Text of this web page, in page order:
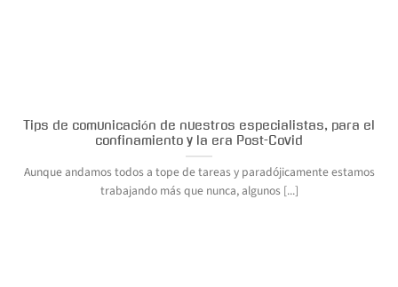
Tips de comunicación de nuestros especialistas, para el
confinamiento y la era Post-Covid
Aunque andamos todos a tope de tareas y paradójicamente estamos
trabajando más que nunca, algunos [...]